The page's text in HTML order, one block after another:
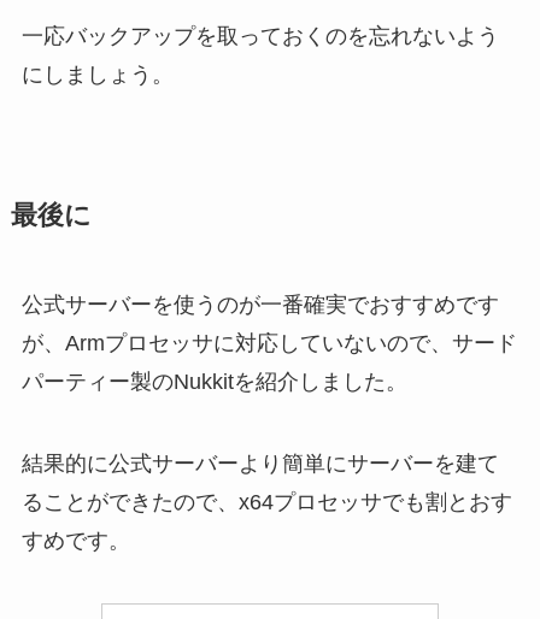
一応バックアップを取っておくのを忘れないよう
にしましょう。
最後に
公式サーバーを使うのが一番確実でおすすめです
が、Armプロセッサに対応していないので、サード
パーティー製のNukkitを紹介しました。
結果的に公式サーバーより簡単にサーバーを建て
ることができたので、x64プロセッサでも割とおす
すめです。